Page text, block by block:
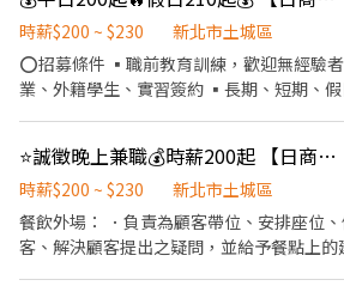
負責結帳、收銀等工作。 餐飲內場： ．擔
前與烹飪中之準備工作與其他餐廳相關事務
切各種食材。 ．負責清理工作環境、設備和
所需要的食材。 ．協助測量食材的容量與
時薪$200 ~ $230
新北市土城區
⭕招募條件 ▪職前教育訓練，歡迎無經驗者加入!! ▪歡迎二度就
業、外籍學生、實習簽約 ▪長期、短期、假日班皆有職缺，排班彈
期活動競賽獎金 ▪一年4次考核及調薪 ▪加班費5分鐘為單位計算
⭕工作內容 ▪內場 商品進貨、準備、整理→料理製作→提供餐點→
餐具清洗→庫存盤點、出貨 等 ⭕企業魅力 ▪「以人為本」注重團
隊合作及交流，採納同仁的意見，提升參與感 ▪除學習到日本
⭐️誠徵晚上兼職💰時薪200起 【日商壽司郎】土城日月光店-🌟歡迎應屆畢業生🌟短期工讀、長期工讀、假日工讀
時薪$200 ~ $230
新北市土城區
餐飲外場： ．負責為顧客帶位、安排座位
客、解決顧客提出之疑問，並給予餐點上